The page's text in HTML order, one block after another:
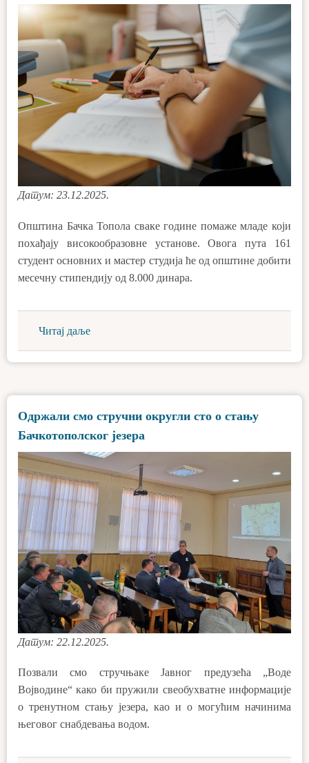
Датум: 23.12.2025.
Општина Бачка Топола сваке године помаже младе који
похађају високообразовне установе. Овога пута 161
студент основних и мастер студија ће од општине добити
месечну стипендију од 8.000 динара.
Читај даље
Одржали смо стручни округли сто о стању
Бачкотополског језера
Датум: 22.12.2025.
Позвали смо стручњаке Јавног предузећа „Воде
Војводине“ како би пружили свеобухватне информације
о тренутном стању језера, као и о могућим начинима
његовог снабдевања водом.